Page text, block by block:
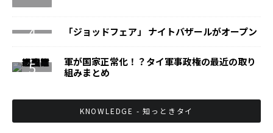
「ジョッドフェア」 ナイトバザールがオープン
軍が国家正常化！？タイ軍事政権の最近の取り
組みまとめ
KNOWLEDGE - 知っときタイ